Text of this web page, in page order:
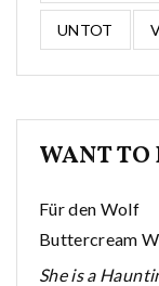
UNTOT
WANT TO
Für den Wolf
Buttercream
She is a